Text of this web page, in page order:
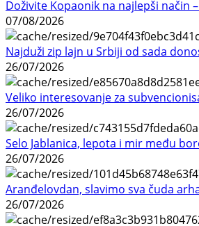
Doživite Kopaonik na najlepši način
07/08/2026
Najduži zip lajn u Srbiji od sada
26/07/2026
Veliko interesovanje za
26/07/2026
Selo Jablanica, lepota i mir među
26/07/2026
Aranđelovdan, slavimo sva čuda
26/07/2026